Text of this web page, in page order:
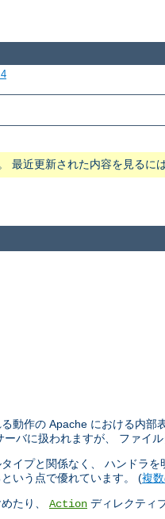
最近更新された内容を見るに
動作の Apache における内
バに扱われますが、 ファイル
イプと関係なく、 ハンドラ
いう点で優れています。 (複
たり、 Action ディレクティ